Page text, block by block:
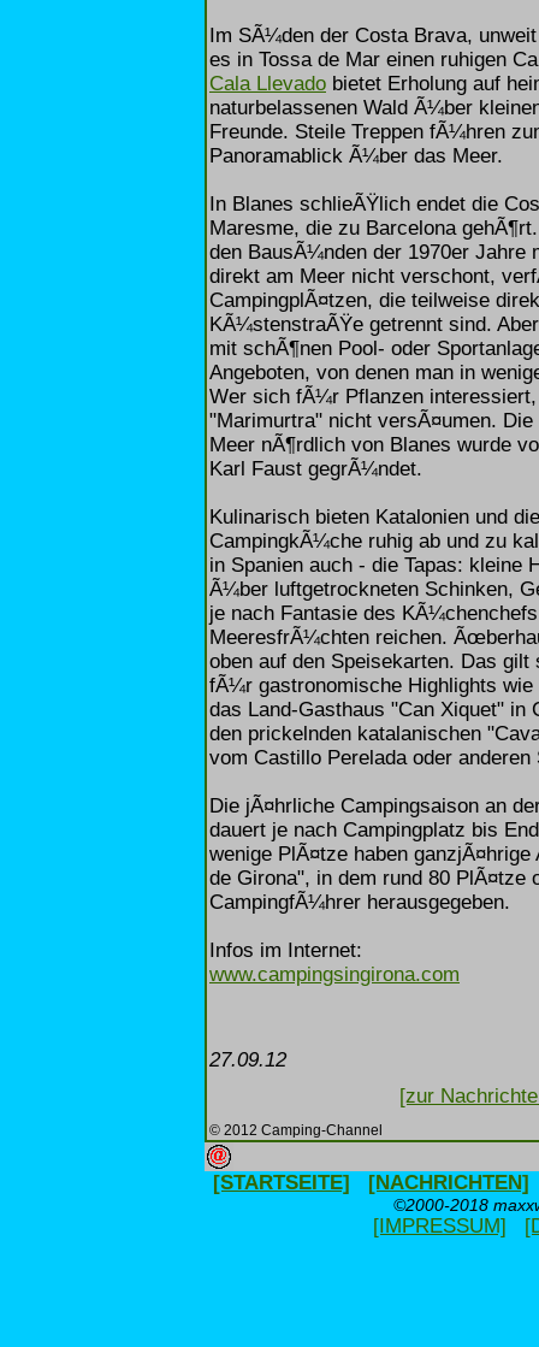
Im SÃ¼den der Costa Brava,
es in Tossa de Mar einen ruhigen
Cala Llevado bietet Erholung auf
naturbelassenen Wald Ã¼ber
Freunde. Steile Treppen fÃ¼hren
Panoramablick Ã¼ber das Meer.
In Blanes schlieÃŸlich endet die
Maresme, die zu Barcelona
den BausÃ¼nden der 1970er Jahre
direkt am Meer nicht verschont,
CampingplÃ¤tzen, die teilweise
KÃ¼stenstraÃŸe getrennt sind.
mit schÃ¶nen Pool- oder
Angeboten, von denen man in
Wer sich fÃ¼r Pflanzen
"Marimurtra" nicht versÃ¤umen.
Meer nÃ¶rdlich von Blanes wurde
Karl Faust gegrÃ¼ndet.
Kulinarisch bieten Katalonien und
CampingkÃ¼che ruhig ab und zu
in Spanien auch - die Tapas: kleine
Ã¼ber luftgetrockneten Schinken,
je nach Fantasie des
MeeresfrÃ¼chten reichen.
oben auf den Speisekarten. Das
fÃ¼r gastronomische Highlights
das Land-Gasthaus "Can Xiquet" in
den prickelnden katalanischen
vom Castillo Perelada oder anderen
Die jÃ¤hrliche Campingsaison an
dauert je nach Campingplatz bis
wenige PlÃ¤tze haben
de Girona", in dem rund 80 PlÃ¤tze
CampingfÃ¼hrer herausgegeben.
Infos im Internet:
www.campingsingirona.com
27.09.12
[zur
© 2012 Camping-Channel
[STARTSEITE] [NACHRICHTEN]
©2000-2018
[IMPRESSUM]